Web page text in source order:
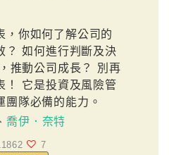
，你如何了解公司的
？ 如何進行判斷及決
推動公司成長？ 別再
！ 它是投資及風險管
團隊必備的能力。
喬伊．奈特
7